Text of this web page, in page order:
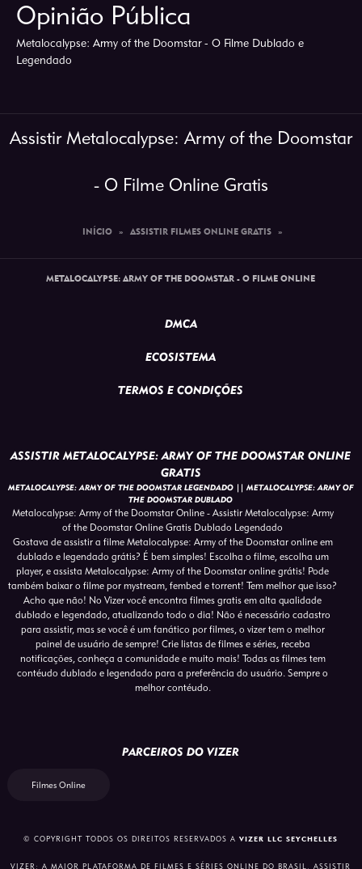
Opinião Pública
Metalocalypse: Army of the Doomstar - O Filme Dublado e
Legendado
Assistir Metalocalypse: Army of the Doomstar
- O Filme Online Gratis
INÍCIO » ASSISTIR FILMES ONLINE GRATIS »
METALOCALYPSE: ARMY OF THE DOOMSTAR - O FILME ONLINE
DMCA
ECOSISTEMA
TERMOS E CONDIÇÕES
ASSISTIR METALOCALYPSE: ARMY OF THE DOOMSTAR ONLINE
GRATIS
METALOCALYPSE: ARMY OF THE DOOMSTAR LEGENDADO || METALOCALYPSE: ARMY OF
THE DOOMSTAR DUBLADO
Metalocalypse: Army of the Doomstar Online - Assistir Metalocalypse: Army
of the Doomstar Online Gratis Dublado Legendado
Gostava de assistir a filme Metalocalypse: Army of the Doomstar online em
dublado e legendado grátis? É bem simples! Escolha o filme, escolha um
player, e assista Metalocalypse: Army of the Doomstar online grátis! Pode
também baixar o filme por mystream, fembed e torrent! Tem melhor que isso?
Acho que não! No Vizer você encontra filmes gratis em alta qualidade
dublado e legendado, atualizando todo o dia! Não é necessário cadastro
para assistir, mas se você é um fanático por filmes, o vizer tem o melhor
painel de usuário de sempre! Crie listas de filmes e séries, receba
notificações, conheça a comunidade e muito mais! Todas as filmes tem
contéudo dublado e legendado para a preferência do usuário. Sempre o
melhor contéudo.
PARCEIROS DO VIZER
Filmes Online
© COPYRIGHT TODOS OS DIREITOS RESERVADOS AVIZER LLC SEYCHELLES
VIZER: A MAIOR PLATAFORMA DE FILMES E SÉRIES ONLINE DO BRASIL. ASSISTIR